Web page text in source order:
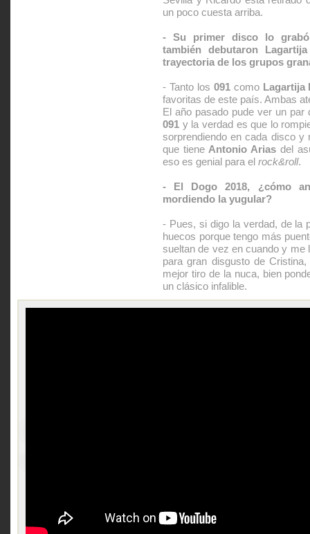
un poco cuesta arriba.
- Su primer disco lo
también debutaron
trayectoria de los grupos
- Tanto los 091como Lagartija
favoritas de este país. Ambas
El año pasado pude ver un
091 y la verdad es que lo
sorprendiendo en cada disco
que tiene Antonio Arias del
eso es genial para el rock&roll.
- El Dogo 2018, ¿cómo
mordiendo la yugular?
- Pues, si digo la verdad, de la
huecos porque tengo más
sueltan de vez en cuando y
para gran disgusto de
mejor tiro de la nuca, bien
un clásico infalible.